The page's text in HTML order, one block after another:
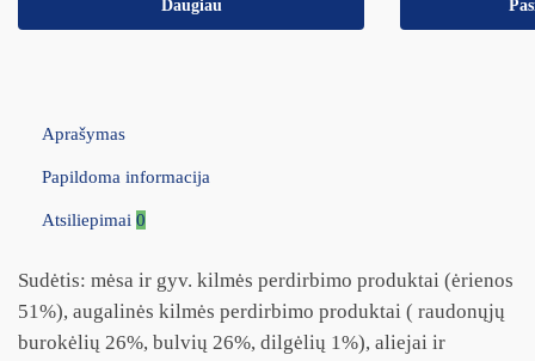
Daugiau
Aprašymas
Papildoma informacija
Atsiliepimai 0
Sudėtis: mėsa ir gyv. kilmės perdirbimo produktai (ėrienos
51%), augalinės kilmės perdirbimo produktai ( raudonųjų
burokėlių 26%, bulvių 26%, dilgėlių 1%), aliejai ir